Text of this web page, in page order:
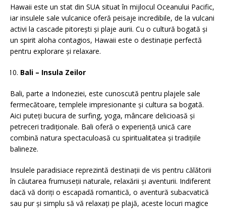
Hawaii este un stat din SUA situat în mijlocul Oceanului Pacific,
iar insulele sale vulcanice oferă peisaje incredibile, de la vulcani
activi la cascade pitorești și plaje aurii. Cu o cultură bogată și
un spirit aloha contagios, Hawaii este o destinație perfectă
pentru explorare și relaxare.
Bali – Insula Zeilor
Bali, parte a Indoneziei, este cunoscută pentru plajele sale
fermecătoare, templele impresionante și cultura sa bogată.
Aici puteți bucura de surfing, yoga, mâncare delicioasă și
petreceri tradiționale. Bali oferă o experiență unică care
combină natura spectaculoasă cu spiritualitatea și tradițiile
balineze.
Insulele paradisiace reprezintă destinații de vis pentru călătorii
în căutarea frumuseții naturale, relaxării și aventurii. Indiferent
dacă vă doriți o escapadă romantică, o aventură subacvatică
sau pur și simplu să vă relaxați pe plajă, aceste locuri magice